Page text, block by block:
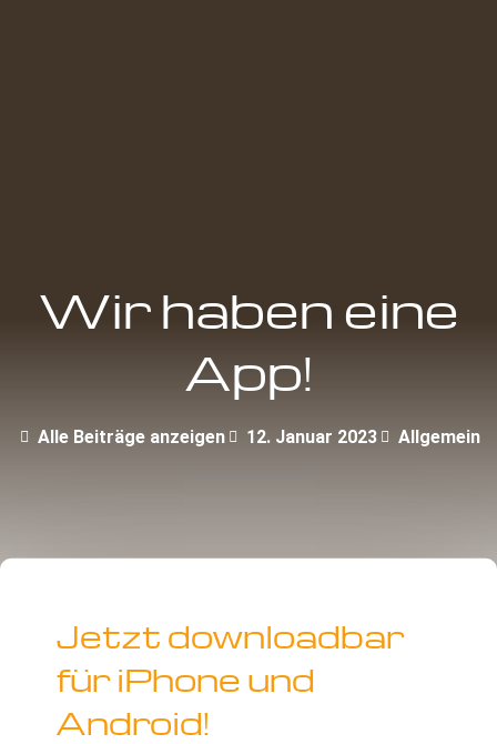
Wir haben eine
App!
Alle Beiträge anzeigen 12. Januar 2023 Allgemein
Jetzt downloadbar
für iPhone und
Android!